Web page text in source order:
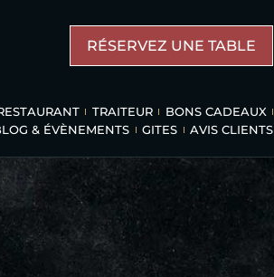
RÉSERVEZ UNE TABLE
TRAITEUR
BONS CADEAUX
& ÉVÈNEMENTS
GITES AVIS CLIENTS